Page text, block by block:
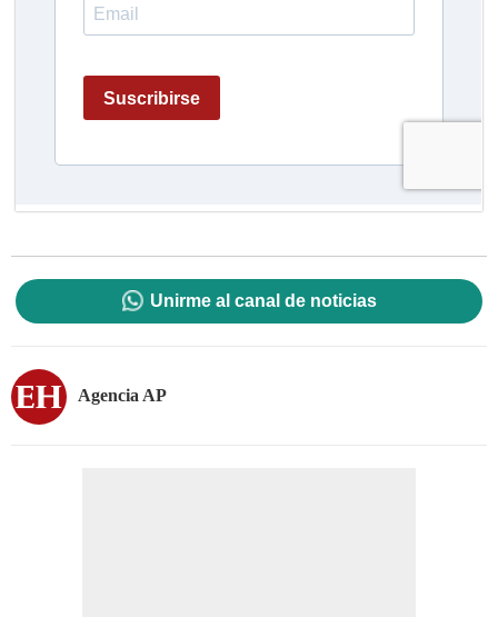
Unirme al canal de noticias
Agencia AP